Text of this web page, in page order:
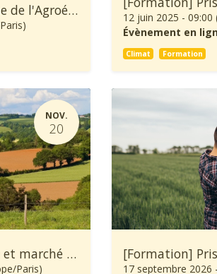
🌱 OSAÉ - 6ème Quinzaine de l'Agroécologie
)
12 juin 2025 - 09:00
Évènement en
Climat Formation
NOV.
20
[Formation] Atténuation et marché carbone en agriculture
Paris) 17 septembre 2026 -